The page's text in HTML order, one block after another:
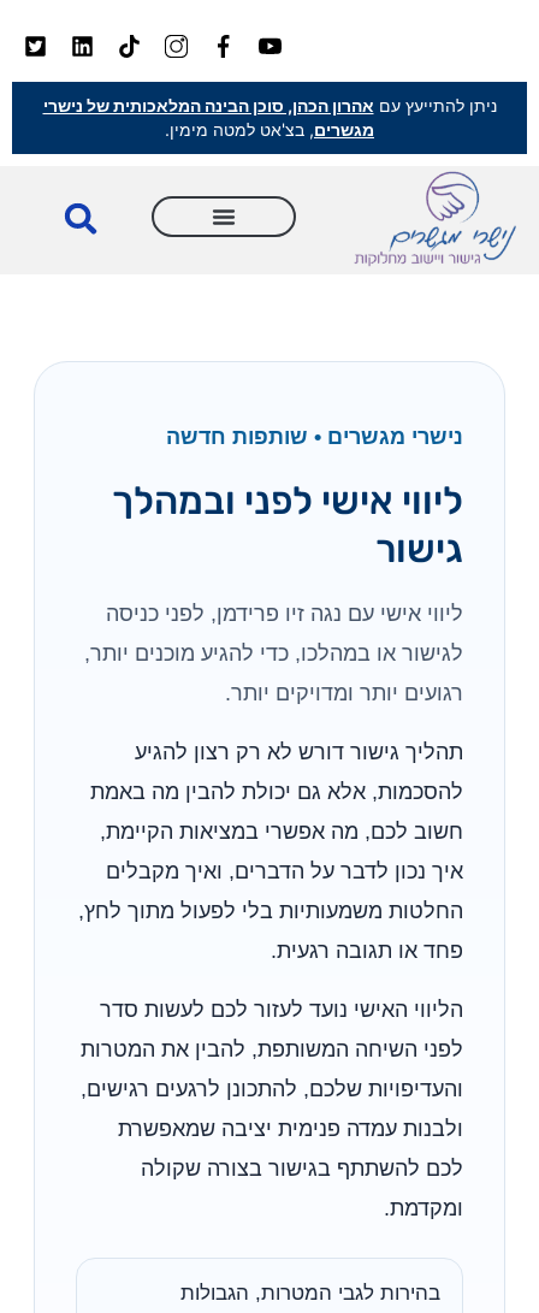
ניתן להתייעץ עם אהרון הכהן, סוכן הבינה המלאכותית של נישרי
מגשרים, בצ'אט למטה מימין.
נישרי מגשרים • שותפות חדשה
ליווי אישי לפני ובמהלך
גישור
ליווי אישי עם נגה זיו פרידמן, לפני כניסה
לגישור או במהלכו, כדי להגיע מוכנים יותר,
רגועים יותר ומדויקים יותר.
תהליך גישור דורש לא רק רצון להגיע
להסכמות, אלא גם יכולת להבין מה באמת
חשוב לכם, מה אפשרי במציאות הקיימת,
איך נכון לדבר על הדברים, ואיך מקבלים
החלטות משמעותיות בלי לפעול מתוך לחץ,
פחד או תגובה רגעית.
הליווי האישי נועד לעזור לכם לעשות סדר
לפני השיחה המשותפת, להבין את המטרות
והעדיפויות שלכם, להתכונן לרגעים רגישים,
ולבנות עמדה פנימית יציבה שמאפשרת
לכם להשתתף בגישור בצורה שקולה
ומקדמת.
בהירות לגבי המטרות, הגבולות